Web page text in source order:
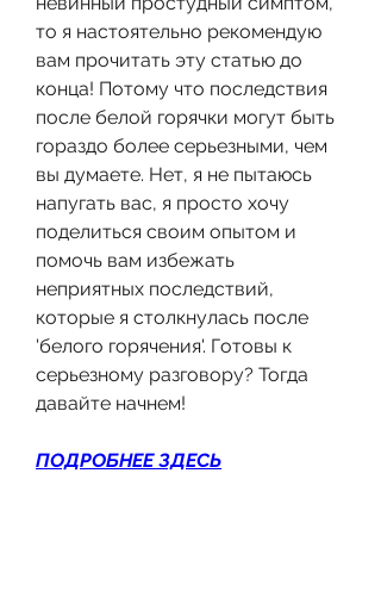
то я настоятельно рекомендую
вам прочитать эту статью до
конца! Потому что последствия
после белой горячки могут быть
гораздо более серьезными, чем
вы думаете. Нет, я не пытаюсь
напугать вас, я просто хочу
поделиться своим опытом и
помочь вам избежать
неприятных последствий,
которые я столкнулась после
'белого горячения'. Готовы к
серьезному разговору? Тогда
давайте начнем!
ПОДРОБНЕЕ ЗДЕСЬ